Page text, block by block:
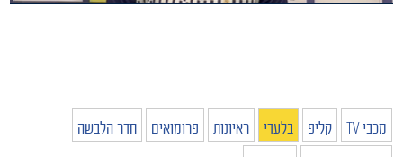
מכבי TV קליפ בלעדי ראיונות פרומואים
חדר הלבשה